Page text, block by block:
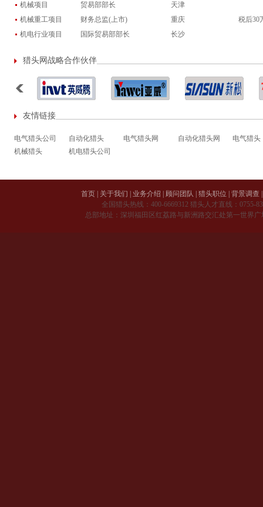
机械项目
贸易部部长
天津
机械重工项目
财务总监(上市) 重庆
税后30
机电行业项目
国际贸易部部长 长沙
猎头网战略合作伙伴
友情链接
电气猎头公司 自动化猎头 电气猎头网 自动化猎头网
电气猎头
机械猎头
机电猎头公司
首页 关于我们 业务介绍 顾问团队 猎头职位 背景调查
全国猎头热线： 400-6669312 猎头人才直线： 0755-
总部地址：深圳福田区红荔路与新洲路交汇处第一世界